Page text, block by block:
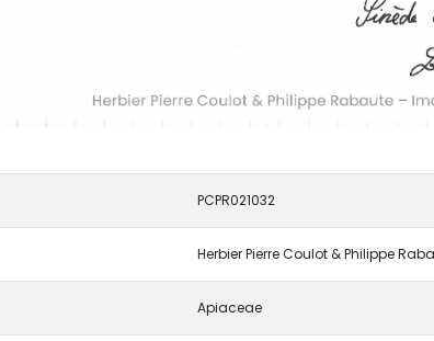
PCPR021032
Herbier Pierre Coulot & Philippe
Apiaceae